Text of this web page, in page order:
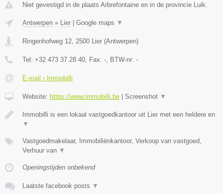
Niet gevestigd in de plaats Arbrefontaine en in de provincie Luik.
Antwerpen » Lier | Google maps ▼
Ringenhofweg 12 2500 Lier (Antwerpen)
Tel: +32 473 37 28 40 , Fax: - , BTW-nr: -
E-mail › Immobilli
Website: https://www.immobilli.be | Screenshot ▼
Immobilli is een lokaal vastgoedkantoor uit Lier met een heldere en
▼
Vastgoedmakelaar, Immobiliënkantoor, Verkoop van vastgoed,
Verhuur van ▼
Openingstijden onbekend
Laatste facebook posts ▼